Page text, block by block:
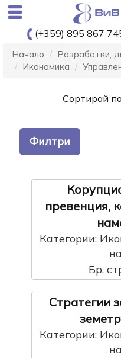
(+359) 895 867
Начало
Разработки,
Икономика
Сортирай
Филтри
превенция,
Категории:
Бр.
Стратегии
Категории: